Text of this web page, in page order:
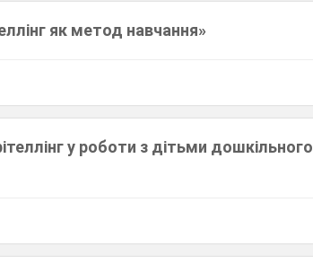
як метод навчання»
у роботи з дітьми дошкільного